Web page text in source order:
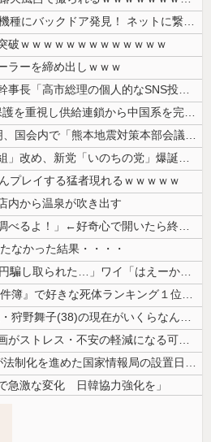
【衝撃】中国製ルーター20機種にバックドア発見！ ネットに繋ぐだけで3...
破ｗｗｗｗｗｗｗｗｗｗｗｗｗ
ラーを締め出しｗｗｗ
【速報】森山裕・自民党前幹事長「高市総理の個人的なSNS投稿が習近平主...
SpaceX、米国防関連技術保護を重視し供給連鎖から中国系を完全排除へ...
（ ´_ゝ`）中道・立憲・公明、国会内で「熊本地震対策本部会議」各省庁...
【超絶朗報】「れいわ新選組」改め、新党「いのちの党」爆誕！！！うおおお...
プレイする猛者現れるｗｗｗｗｗ
内から温泉が吹き出す
【悲報】「ブロック人数を調べるよ！」←好奇心で開いたら終わるサイトだっ...
なかった結果・・・・
積水ハウス「地面師に55億円騙し取られた…」ワイ「はえーかわいそう…会...
【画像】 『金田一少年の事件簿』で好きな死体ランキング１位がこちら！
【最新画像】 元バレー代表・狩野舞子(38)の現在がいくらなんでも即ハ...
【朗報】かわいい動物の動画がストレス・不安の軽減になる可能性。英大学の...
（ ´_ゝ`）中国「高市政権が法制化を進めた国家情報局の設置日が7月3...
急激な変化 日韓協力強化を」